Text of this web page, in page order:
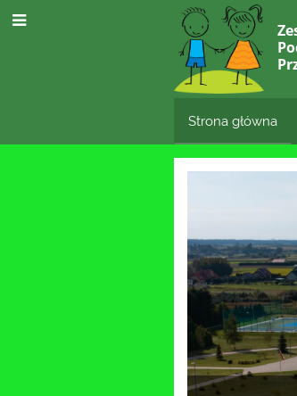
Strona główna
Strona